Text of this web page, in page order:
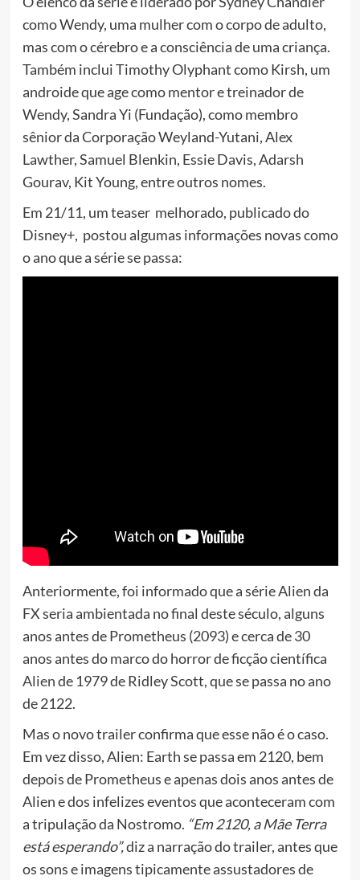
como Wendy, uma mulher com o corpo de adulto,
mas com o cérebro e a consciência de uma criança.
Também inclui Timothy Olyphant como Kirsh, um
androide que age como mentor e treinador de
Wendy, Sandra Yi (Fundação), como membro
sênior da Corporação Weyland-Yutani, Alex
Lawther, Samuel Blenkin, Essie Davis, Adarsh
Gourav, Kit Young, entre outros nomes.
Em 21/11, um teaser melhorado, publicado do
Disney+, postou algumas informações novas como
o ano que a série se passa:
Anteriormente, foi informado que a série Alien da
FX seria ambientada no final deste século, alguns
anos antes de Prometheus (2093) e cerca de 30
anos antes do marco do horror de ficção científica
Aliende 1979 de Ridley Scott, que se passa no ano
de 2122.
Mas o novo trailer confirma que esse não é o caso.
Em vez disso, Alien: Earth se passa em 2120, bem
depois de Prometheus e apenas dois anos antes de
Alien e dos infelizes eventos que aconteceram com
a tripulação da Nostromo. “Em 2120, a Mãe Terra
está esperando”,diz a narração do trailer, antes que
os sons e imagens tipicamente assustadores de